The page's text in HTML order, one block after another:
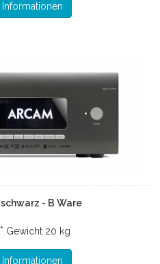
Informationen
schwarz - B Ware
Gewicht 20 kg
Informationen